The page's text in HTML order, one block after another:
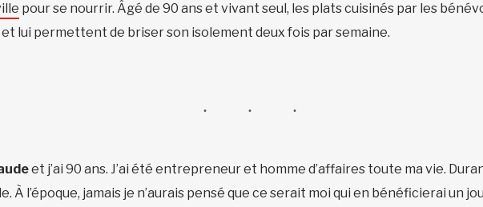
pour se nourrir. Âgé de 90 ans et vivant seul, les plats cuisinés par les
et lui permettent de briser son isolement deux fois par semaine.
et j’ai 90 ans. J’ai été entrepreneur et homme d’affaires toute ma vie.
À l’époque, jamais je n’aurais pensé que ce serait moi qui en bénéficierai un